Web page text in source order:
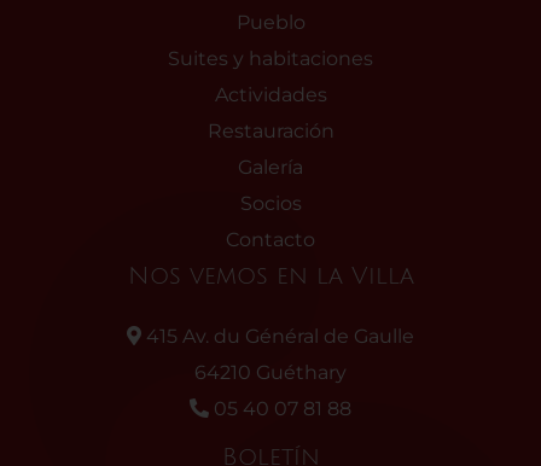
Pueblo
Suites y habitaciones
Actividades
Restauración
Galería
Socios
Contacto
Boletín
Nos vemos en la Villa
415 Av. du Général de Gaulle
64210 Guéthary
05 40 07 81 88